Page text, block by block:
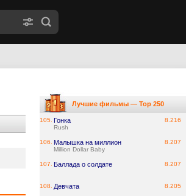
Лучшие фильмы — Top 250
105. Гонка
Rush
8.216
106. Малышка на миллион
Million Dollar Baby
8.207
107. Баллада о солдате 8.207
108. Девчата 8.205